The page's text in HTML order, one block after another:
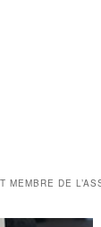
MEMBRE DE